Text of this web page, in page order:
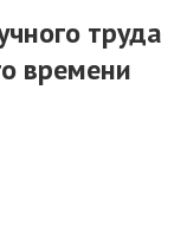
труда
времени